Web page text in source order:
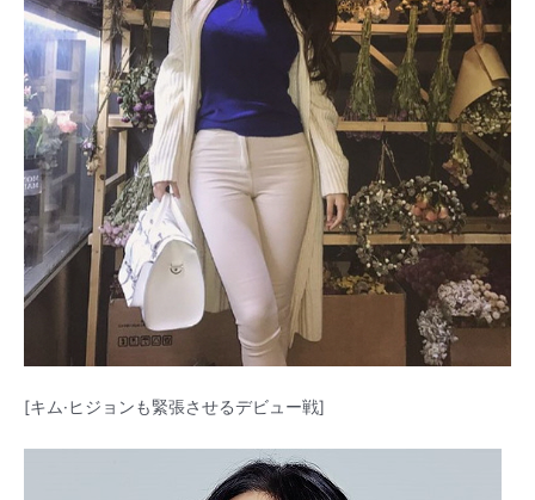
[キム·ヒジョンも緊張させるデビュー戦]